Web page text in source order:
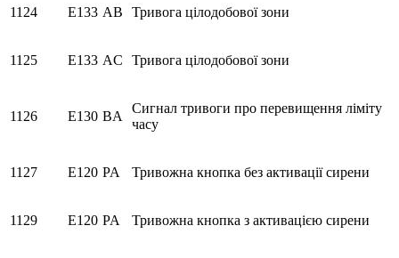
1124 E133 AB Тривога цілодобової зони
1125 E133 AC Тривога цілодобової зони
1126 E130 BA
Сигнал тривоги про перевищення ліміту
часу
1127 E120 PA Тривожна кнопка без активації сирени
1129 E120 PA Тривожна кнопка з активацією сирени